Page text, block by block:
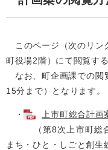
このページ（次のリン
町役場2階）にて閲覧す
なお、町企画課での閲
15分まで）となります。
・
上市町総合計
（第8次上市町総合
まち・ひと・しごと創生